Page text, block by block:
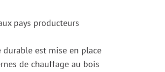
pays producteurs
est mise en place
de chauffage au bois